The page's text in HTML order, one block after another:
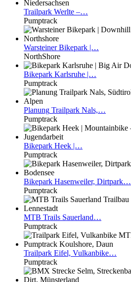
Trailpark Werlte –…
Pumptrack
WarsteinerBikepark |…
NorthShore
Bikepark Karlsruhe |…
Pumptrack
Planung Trailpark Nals,…
Pumptrack
Bikepark Heek |…
Pumptrack
Bikepark Hasenweiler, Dirtpark…
Pumptrack
MTB Trails Sauerland…
Pumptrack
Trailpark Eifel, Vulkanbike…
Pumptrack